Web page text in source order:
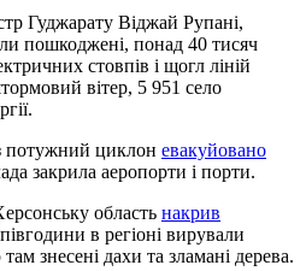
Гуджарату Віджай Рупані,
пошкоджені, понад 40 тисяч
стовпів і щогл ліній
вітер, 5 951 село
потужний циклон евакуйовано
закрила аеропорти і порти.
область накрив
в регіоні вирували
знесені дахи та зламані дерева.